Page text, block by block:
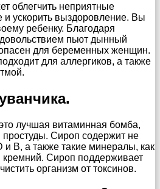
облегчить неприятные
ускорить выздоровление. Вы
ребенку. Благодаря
пьют дынный
для беременных женщин.
для аллергиков, а также
лучшая витаминная бомба,
Сироп содержит не
и B, а также такие минералы, как
кремний. Сироп поддерживает
организм от токсинов.